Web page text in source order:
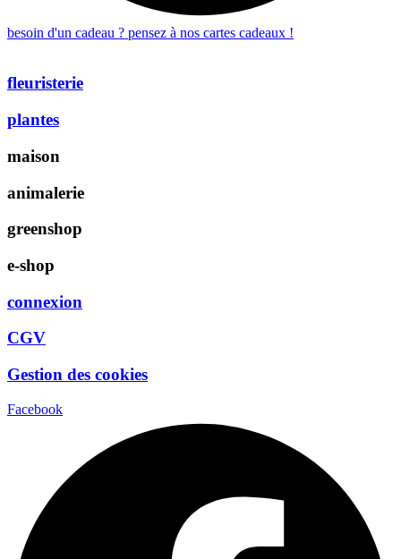
besoin d'un cadeau ? pensez à nos cartes cadeaux !
fleuristerie
plantes
maison
animalerie
greenshop
e-shop
connexion
CGV
Gestion des cookies
Facebook